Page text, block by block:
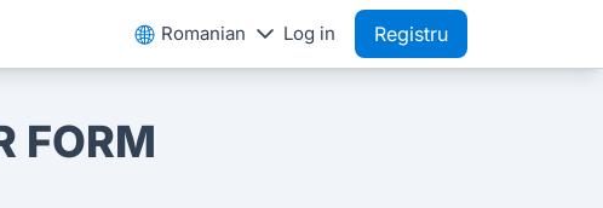
Romanian Log in Registru
FORM